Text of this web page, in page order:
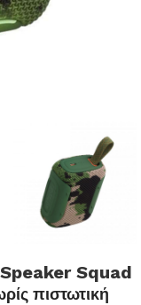
Squad
πιστωτική